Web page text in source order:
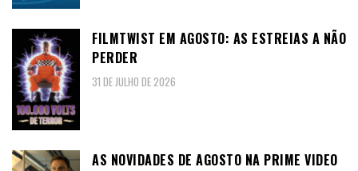
FILMTWIST EM AGOSTO: AS ESTREIAS A NÃO
PERDER
31 DE JULHO DE 2026
AS NOVIDADES DE AGOSTO NA PRIME VIDEO